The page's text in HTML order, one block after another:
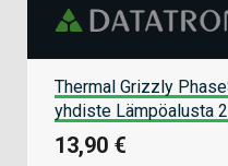
Thermal Grizzly
yhdiste Lämpöalusta
13,90 €